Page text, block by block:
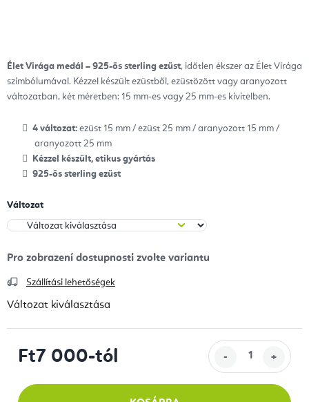
Élet Virága medál – 925-ös sterling ezüst, időtlen ékszer az Élet Virága
szimbólumával. Kézzel készült ezüstből, ezüstözött vagy aranyozott
változatban, két méretben: 15 mm-es vagy 25 mm-es kivitelben.
4 változat: ezüst 15 mm / ezüst 25 mm / aranyozott 15 mm /
aranyozott 25 mm
Kézzel készült, etikus gyártás
925-ös sterling ezüst
Változat
Szállítási lehetőségek
Változat kiválasztása
Ft7 000-tól